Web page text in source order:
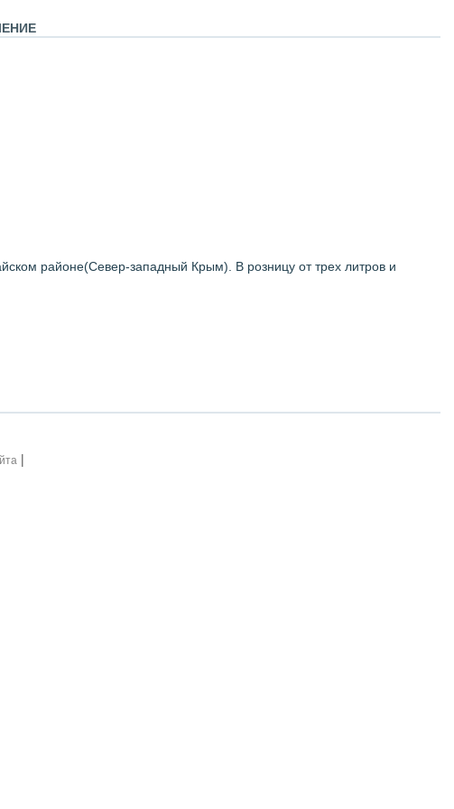
районе(Север-западный Крым). В розницу от трех литров и
|